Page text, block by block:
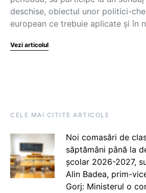
deschise, obiectul unor politici-
european ce trebuie aplicate și în
Vezi articolul
CELE MAI CITITE ARTICOLE
Noi comasări de
săptămâni până la
școlar 2026-2027,
Alin Badea, prim-
Gorj: Ministerul o